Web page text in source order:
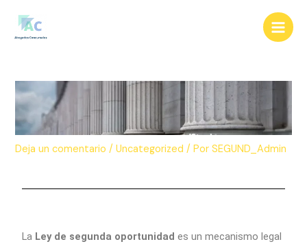
contenido
Main
Deja un comentario /Uncategorized / PorSEGUND_Admin
La Ley de segunda oportunidad es un mecanismo legal
entradas